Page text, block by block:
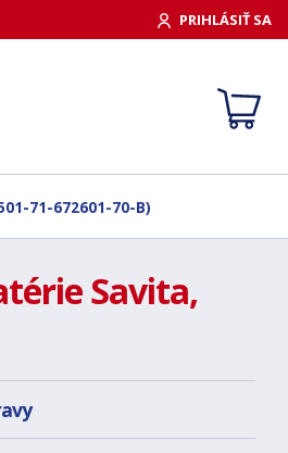
PRIHLÁSIŤ SA
71-672601-70-B)
Savita,